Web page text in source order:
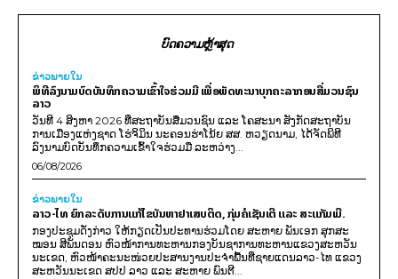
ບົດຄວາມຫຼ້າສຸດ
ຂ່າວພາຍ​ໃນ
ພິທີລົງນາມບົດບັນທຶກຄວາມເຂົ້າໃຈຮ່ວມມື ເພື່ອພັດທະນາບຸກຄະລາກອນສື່ມວນຊົນ
ລາວ
ວັນທີ 4 ສິງຫາ 2026 ທີ່ສະຖາບັນສື່ມວນຊົນ ແລະ ໂຄສະນາ ສັງກັດສະຖາບັນ
ການເມືອງແຫ່ງຊາດ ໂຮ່ຈິມິນ ນະຄອນຮ່າໂນ້ຍ ສສ. ຫວຽດນາມ, ໄດ້ຈັດພິທີ
ລົງນາມບົດບັນທຶກຄວາມເຂົ້າໃຈຮ່ວມມື ລະຫວ່າງ...
06/08/2026
ຂ່າວພາຍ​ໃນ
ລາວ-ໄທ ຍົກລະດັບການແກ້ໄຂບັນຫາຢາເສບຕິດ, ກຸ່ມຄໍເຊັນເຕີ ແລະ ສະແກັມເມີ.
ກອງປະຊຸມດັ່ງກ່າວ ໃຫ້ກຽດເປັນປະທານຮ່ວມໂດຍ ສະຫາຍ ພັນເອກ ສຸກສະ
ໝອນ ສີພັນດອນ ຫົວໜ້າການທະຫານກອງບັນຊາການທະຫານແຂວງສະຫວັນ
ນະເຂດ, ຫົວໜ້າຄະນະໜ່ວຍປະສານງານປະຈຳພື້ນທີ່ຊາຍແດນລາວ-ໄທ ແຂວງ
ສະຫວັນນະເຂດ ສປປ ລາວ ແລະ ສະຫາຍ ພົນຕີ...